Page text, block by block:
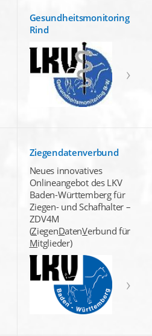
Gesundheitsmonitoring
Rind
Ziegendatenverbund
Neues innovatives
Onlineangebot des LKV
Baden-Württemberg für
Ziegen- und Schafhalter –
ZDV4M
(ZiegenDatenVerbund für
Mitglieder)